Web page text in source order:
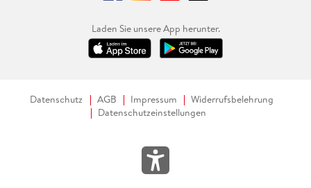
Laden Sie unsere App herunter.
Datenschutz AGB Impressum
Widerrufsbelehrung
Datenschutzeinstellungen